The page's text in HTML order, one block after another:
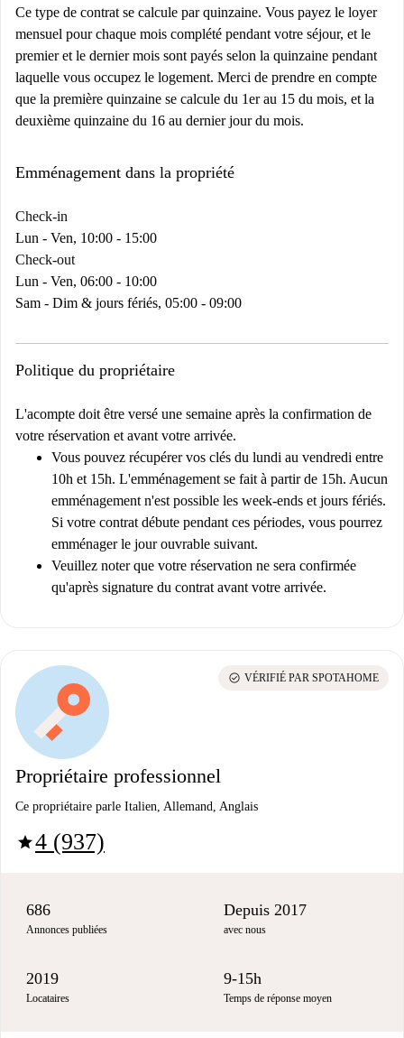
Ce type de contrat se calcule par quinzaine. Vous payez le loyer
mensuel pour chaque mois complété pendant votre séjour, et le
premier et le dernier mois sont payés selon la quinzaine pendant
laquelle vous occupez le logement. Merci de prendre en compte
que la première quinzaine se calcule du 1er au 15 du mois, et la
deuxième quinzaine du 16 au dernier jour du mois.
Emménagement dans la propriété
Check-in
Lun - Ven, 10:00 - 15:00
Check-out
Lun - Ven, 06:00 - 10:00
Sam - Dim & jours fériés, 05:00 - 09:00
Politique du propriétaire
L'acompte doit être versé une semaine après la confirmation de
votre réservation et avant votre arrivée.
Vous pouvez récupérer vos clés du lundi au vendredi entre
10h et 15h. L'emménagement se fait à partir de 15h. Aucun
emménagement n'est possible les week-ends et jours fériés.
Si votre contrat débute pendant ces périodes, vous pourrez
emménager le jour ouvrable suivant.
Veuillez noter que votre réservation ne sera confirmée
qu'après signature du contrat avant votre arrivée.
Propriétaire professionnel
Ce propriétaire parle Italien, Allemand, Anglais
star4 (937)
check_circle VÉRIFIÉ PAR SPOTAHOME
686
Annonces publiées
Depuis 2017
avec nous
2019
Locataires
9-15h
Temps de réponse moyen